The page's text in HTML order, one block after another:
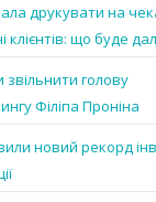
друкувати на
клієнтів: що буде
звільнити голову
Філіпа Проніна
новий рекорд